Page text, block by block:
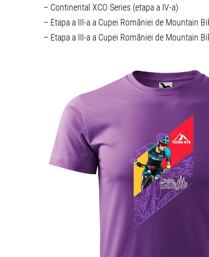
– Continental XCO Series (etapa a IV-a)
– Etapa a III-a a Cupei României de Mountain
– Etapa a III-a a Cupei României de Mountain